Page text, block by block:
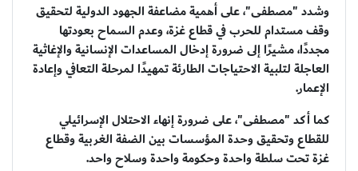
وشدد "مصطفى"، على أهمية مضاعفة الجهود الدولية لتحقيق
وقف مستدام للحرب في قطاع غزة، وعدم السماح بعودتها
مجددًا، مشيرًا إلى ضرورة إدخال المساعدات الإنسانية والإغاثية
العاجلة لتلبية الاحتياجات الطارئة تمهيدًا لمرحلة التعافي وإعادة
الإعمار.
كما أكد "مصطفى"، على ضرورة إنهاء الاحتلال الإسرائيلي
للقطاع وتحقيق وحدة المؤسسات بين الضفة الغربية وقطاع
غزة تحت سلطة واحدة وحكومة واحدة وسلاح واحد.